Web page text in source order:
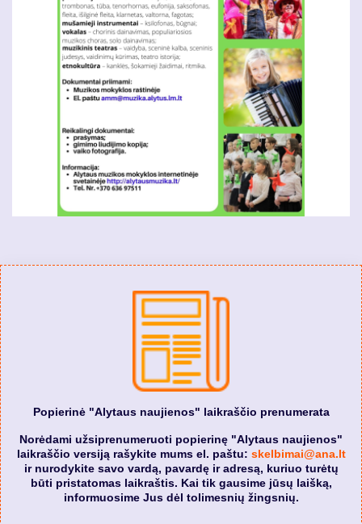
Popierinė "Alytaus naujienos" laikraščio prenumerata
Norėdami užsiprenumeruoti popierinę "Alytaus naujienos"
laikraščio versiją rašykite mums el. paštu: skelbimai@ana.lt
ir nurodykite savo vardą, pavardę ir adresą, kuriuo turėtų
būti pristatomas laikraštis. Kai tik gausime jūsų laišką,
informuosime Jus dėl tolimesnių žingsnių.